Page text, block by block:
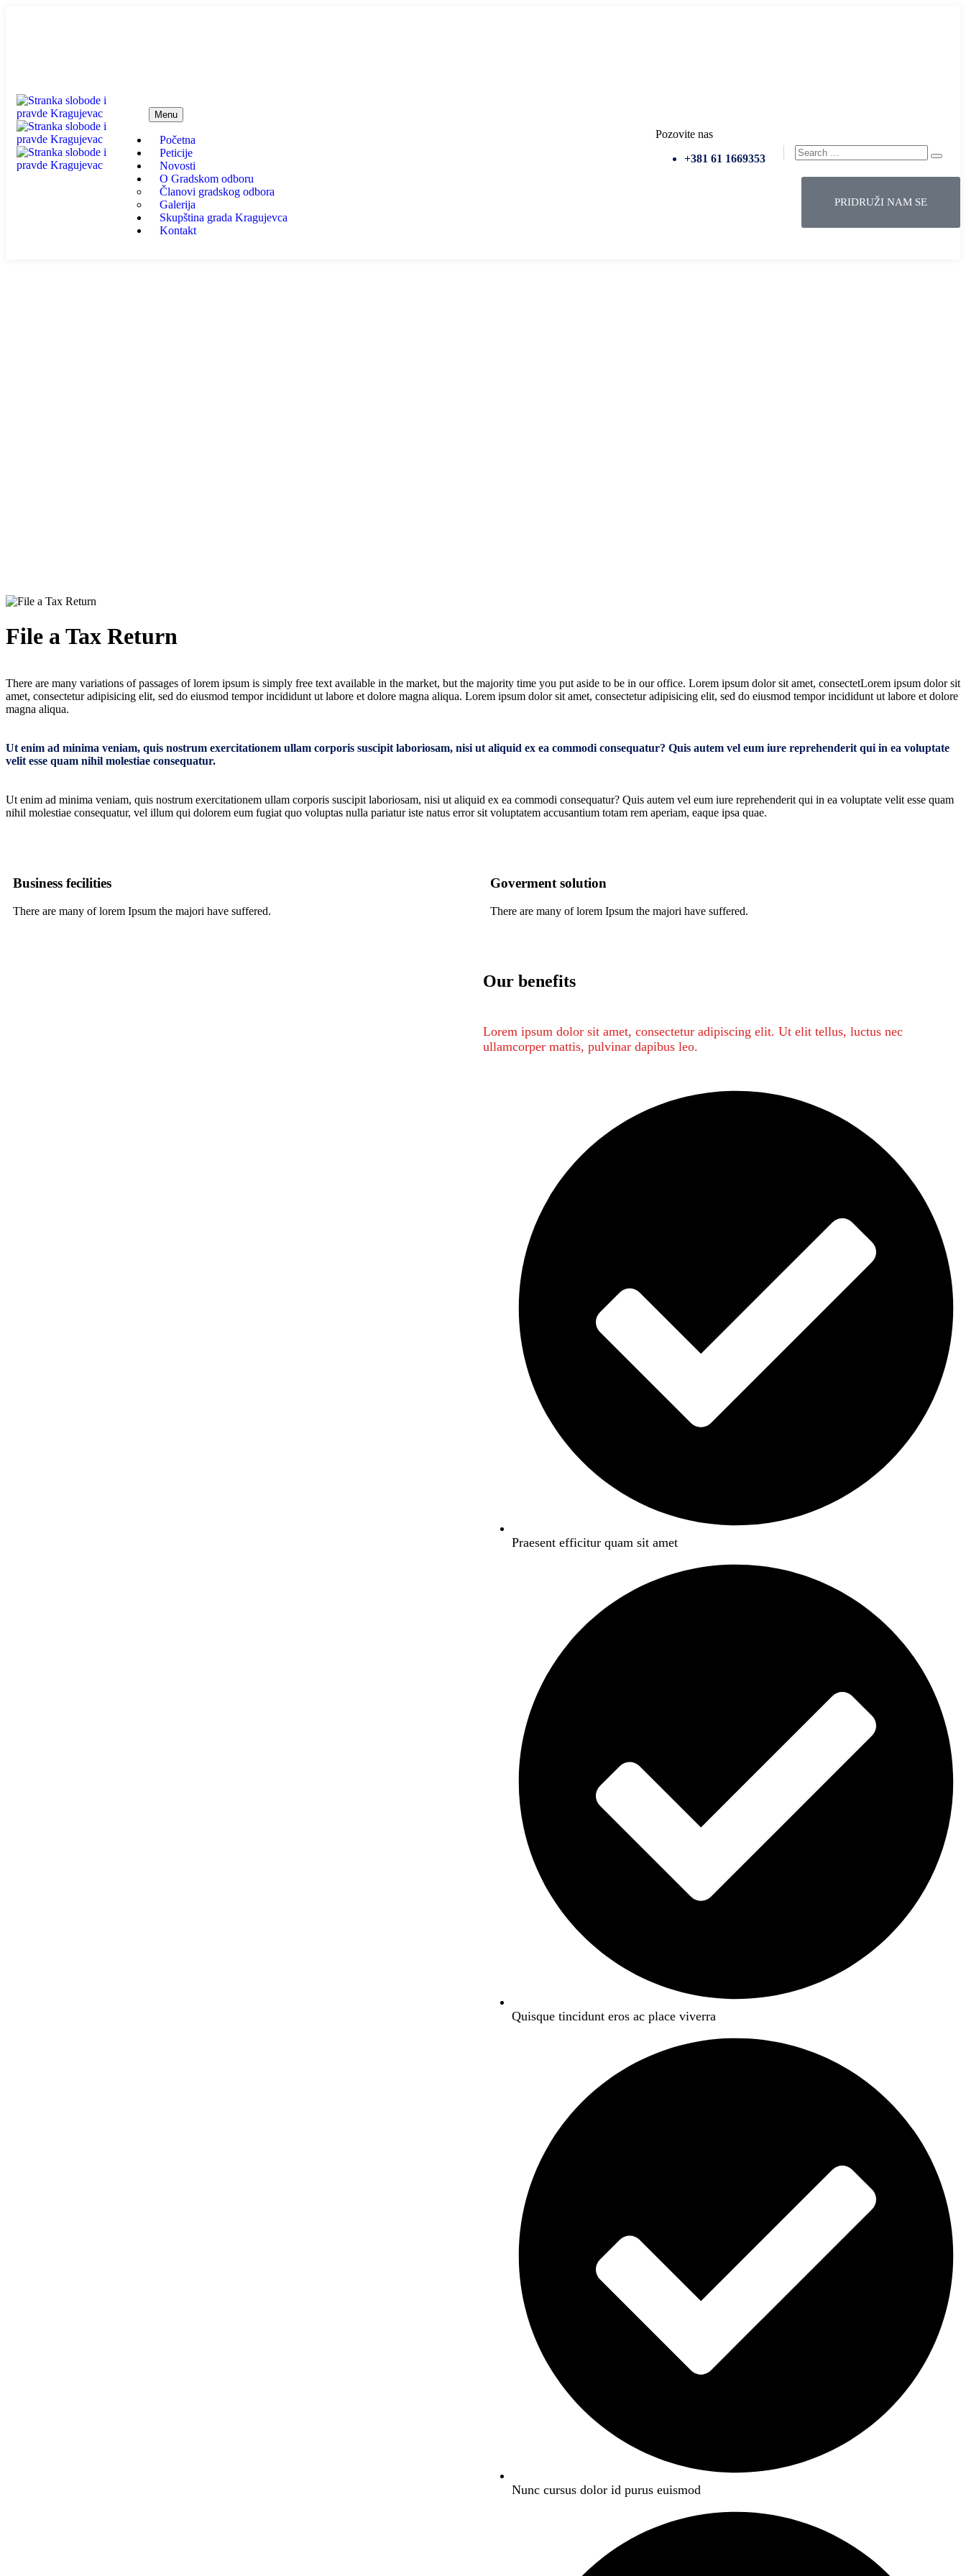
Menu
Početna
Peticije
Novosti
O Gradskom odboru
Članovi gradskog odbora
Galerija
Skupština grada Kragujevca
Kontakt
Pozovite nas
+381 61 1669353
PRIDRUŽI NAM SE
File a Tax Return
There are many variations of passages of lorem ipsum is simply free text available in the market, but the majority time you put aside to be in our office. Lorem ipsum dolor sit amet, consectetLorem ipsum dolor sit
amet, consectetur adipisicing elit, sed do eiusmod tempor incididunt ut labore et dolore magna aliqua. Lorem ipsum dolor sit amet, consectetur adipisicing elit, sed do eiusmod tempor incididunt ut labore et dolore
magna aliqua.
Ut enim ad minima veniam, quis nostrum exercitationem ullam corporis suscipit laboriosam, nisi ut aliquid ex ea commodi consequatur? Quis autem vel eum iure reprehenderit qui in ea voluptate
velit esse quam nihil molestiae consequatur.
Ut enim ad minima veniam, quis nostrum exercitationem ullam corporis suscipit laboriosam, nisi ut aliquid ex ea commodi consequatur? Quis autem vel eum iure reprehenderit qui in ea voluptate velit esse quam
nihil molestiae consequatur, vel illum qui dolorem eum fugiat quo voluptas nulla pariatur iste natus error sit voluptatem accusantium totam rem aperiam, eaque ipsa quae.
Business fecilities
There are many of lorem Ipsum the majori have suffered.
Goverment solution
There are many of lorem Ipsum the majori have suffered.
Our benefits
Lorem ipsum dolor sit amet, consectetur adipiscing elit. Ut elit tellus, luctus nec
ullamcorper mattis, pulvinar dapibus leo.
Praesent efficitur quam sit amet
Quisque tincidunt eros ac place viverra
Nunc cursus dolor id purus euismod